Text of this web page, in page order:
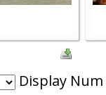
Display Num